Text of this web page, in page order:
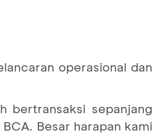
operasional dan
bertransaksi sepanjang
BCA. Besar harapan kami